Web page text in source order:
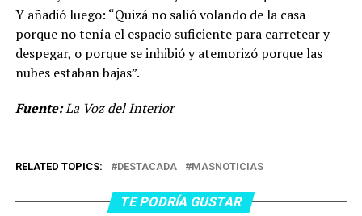
Y añadió luego: “Quizá no salió volando de la casa
porque no tenía el espacio suficiente para carretear y
despegar, o porque se inhibió y atemorizó porque las
nubes estaban bajas”.
Fuente:La Voz del Interior
RELATED TOPICS: DESTACADA MASNOTICIAS
TE PODRÍA GUSTAR